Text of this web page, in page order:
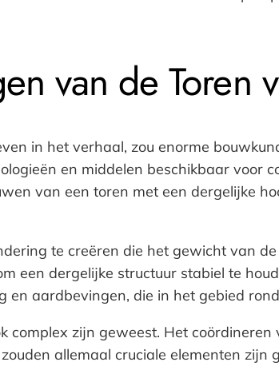
van de Toren
in het verhaal, zou enorme
en middelen beschikbaar voor
van een toren met een dergelijke
te creëren die het gewicht van
een dergelijke structuur stabiel te
aardbevingen, die in het gebied
complex zijn geweest. Het
allemaal cruciale elementen zijn